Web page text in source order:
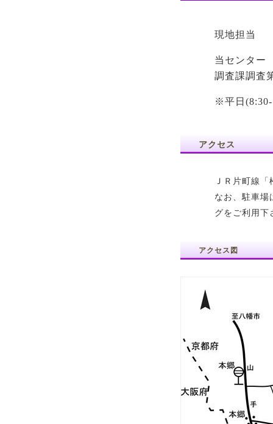
現地担当
当センター
調査課調査
※平日(8:30-
アクセス
ＪＲ片町線
なお、駐車場
グをご利用下
アクセス図